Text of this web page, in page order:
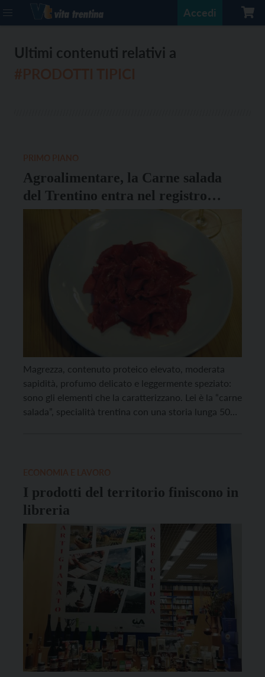
Accedi
Ultimi contenuti relativi a
Agroalimentare, la Carne salada
del Trentino entra nel registro
europeo Igp
Magrezza, contenuto proteico elevato, moderata
sapidità, profumo delicato e leggermente speziato:
sono gli elementi che la caratterizzano. Lei è la “carne
salada”, specialità trentina con una storia lunga 500
I prodotti del territorio finiscono in
libreria